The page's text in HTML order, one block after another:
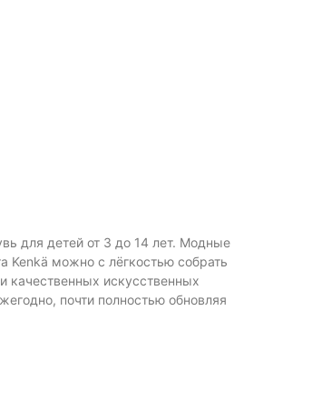
для детей от 3 до 14 лет. Модные
Kenkä можно с лёгкостью собрать
качественных искусственных
почти полностью обновляя